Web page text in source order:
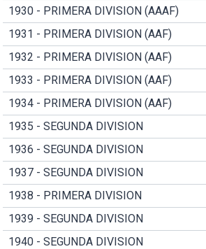
1930 - PRIMERA DIVISION (AAAF)
1931 - PRIMERA DIVISION (AAF)
1932 - PRIMERA DIVISION (AAF)
1933 - PRIMERA DIVISION (AAF)
1934 - PRIMERA DIVISION (AAF)
1935 - SEGUNDA DIVISION
1936 - SEGUNDA DIVISION
1937 - SEGUNDA DIVISION
1938 - PRIMERA DIVISION
1939 - SEGUNDA DIVISION
1940 - SEGUNDA DIVISION